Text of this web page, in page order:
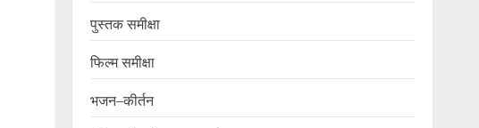
पुस्तक समीक्षा
फिल्म समीक्षा
भजन–कीर्तन